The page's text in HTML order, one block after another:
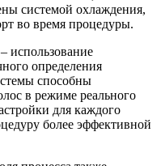
системой охлаждения,
во время процедуры.
использование
определения
способны
в режиме реального
для каждого
более эффективной